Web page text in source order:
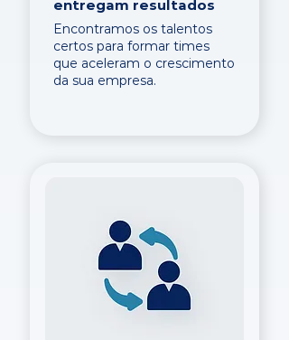
entregam resultados
Encontramos os talentos
certos para formar times
que aceleram o crescimento
da sua empresa.